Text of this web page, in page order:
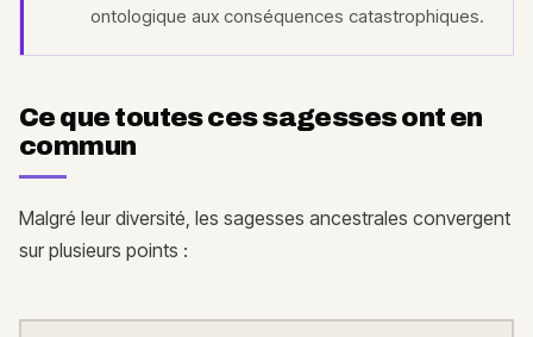
ontologique aux conséquences catastrophiques.
Ce que toutes ces sagesses ont en
commun
Malgré leur diversité, les sagesses ancestrales convergent
sur plusieurs points :